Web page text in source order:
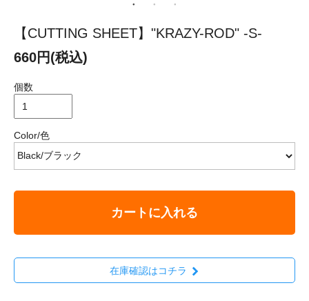
【CUTTING SHEET】"KRAZY-ROD" -S-
660円(税込)
個数
Color/色
カートに入れる
在庫確認はコチラ